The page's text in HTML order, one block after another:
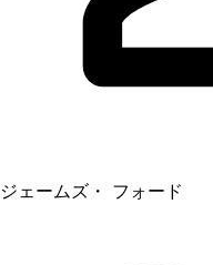
ジェームズ・ フォード